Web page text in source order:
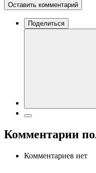
Оставить комментарий
Поделиться
Комментарии
Комментариев нет